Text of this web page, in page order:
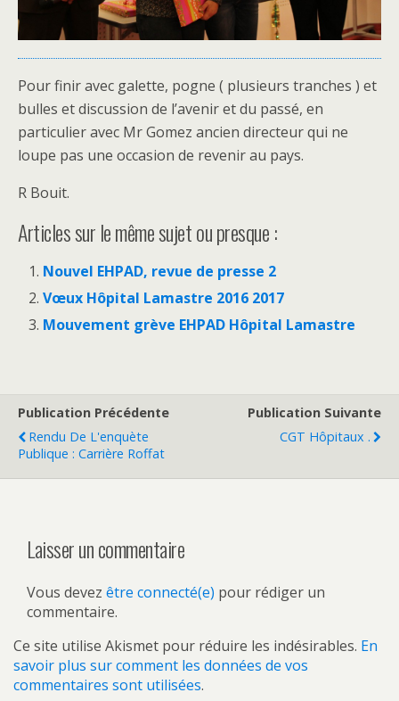
Pour finir avec galette, pogne ( plusieurs tranches ) et
bulles et discussion de l’avenir et du passé, en
particulier avec Mr Gomez ancien directeur qui ne
loupe pas une occasion de revenir au pays.
R Bouit.
Articles sur le même sujet ou presque :
Nouvel EHPAD, revue de presse 2
Vœux Hôpital Lamastre 2016 2017
Mouvement grève EHPAD Hôpital Lamastre
Publication Précédente
Rendu De L'enquète
Publique : Carrière Roffat
Publication Suivante
CGT Hôpitaux .
Laisser un commentaire
Vous devez être connecté(e) pour rédiger un
commentaire.
Ce site utilise Akismet pour réduire les indésirables. En
savoir plus sur comment les données de vos
commentaires sont utilisées.